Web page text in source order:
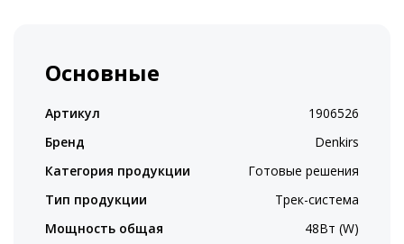
Основные
Артикул
1906526
Бренд
Denkirs
Категория продукции
Готовые решения
Тип продукции
Трек-система
Мощность общая
48Вт (W)